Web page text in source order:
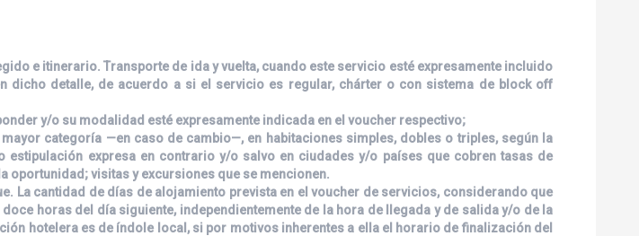
e itinerario. Transporte de ida y vuelta, cuando este servicio esté expresamente incluido
dicho detalle, de acuerdo a si el servicio es regular, chárter o con sistema de block off
y/o su modalidad esté expresamente indicada en el voucher respectivo;
categoría —en caso de cambio—, en habitaciones simples, dobles o triples, según la
expresa en contrario y/o salvo en ciudades y/o países que cobren tasas de
oportunidad; visitas y excursiones que se mencionen.
La cantidad de días de alojamiento prevista en el voucher de servicios, considerando que
horas del día siguiente, independientemente de la hora de llegada y de salida y/o de la
hotelera es de índole local, si por motivos inherentes a ella el horario de finalización del